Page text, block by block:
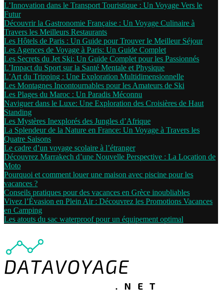
L’Innovation dans le Transport Touristique : Un Voyage Vers le
Futur
Découvrir la Gastronomie Française : Un Voyage Culinaire à
Travers les Meilleurs Restaurants
Les Hôtels de Paris : Un Guide pour Trouver le Meilleur Séjour
Les Agences de Voyage à Paris: Un Guide Complet
Les Secrets du Jet Ski: Un Guide Complet pour les Passionnés
L’Impact du Sport sur la Santé Mentale et Physique
L’Art du Tripping : Une Exploration Multidimensionnelle
Les Montagnes Incontournables pour les Amateurs de Ski
Les Plages du Maroc : Un Paradis Méconnu
Naviguer dans le Luxe: Une Exploration des Croisières de Haut
Standing
Les Mystères Inexplorés des Jungles d’Afrique
La Splendeur de la Nature en France: Un Voyage à Travers les
Quatre Saisons
Le cadre d’un voyage scolaire à l’étranger
Découvrez Marrakech d’une Nouvelle Perspective : La Location de
Moto
Pourquoi et comment louer une maison avec piscine pour les
vacances ?
Conseils pratiques pour des vacances en Grèce inoubliables
Vivez l’Évasion en Plein Air : Découvrez les Promotions Vacances
en Camping
Les atouts du sac waterproof pour un équipement optimal